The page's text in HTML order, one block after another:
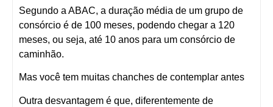
Segundo a ABAC, a duração média de um grupo de
consórcio é de 100 meses, podendo chegar a 120
meses, ou seja, até 10 anos para um consórcio de
caminhão.
Mas você tem muitas chanches de contemplar antes
Outra desvantagem é que, diferentemente de